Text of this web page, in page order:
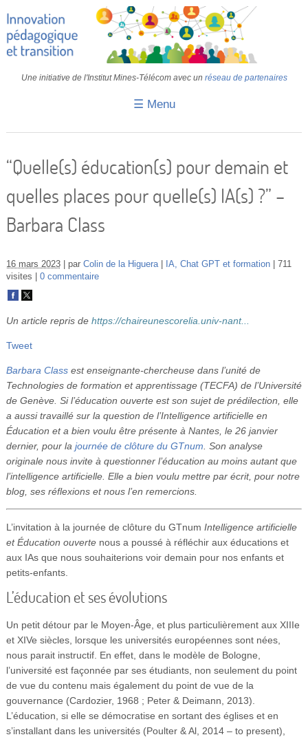
Une initiative de l'Institut Mines-Télécom avec un réseau de partenaires
☰ Menu
Retours d’expériences
Transition
IMT
Vidéos
Se connecter
“Quelle(s) éducation(s) pour demain et
quelles places pour quelle(s) IA(s) ?” –
Barbara Class
16 mars 2023 par Colin de la Higuera IA, Chat GPT et formation
711
visites
0 commentaire
Un article repris de https://chaireunescorelia.univ-nant...
Tweet
Barbara Classest enseignante-chercheuse dans l’unité de
Technologies de formation et apprentissage (TECFA) de l’Université
de Genève. Si l’éducation ouverte est son sujet de prédilection, elle
a aussi travaillé sur la question de l’Intelligence artificielle en
Éducation et a bien voulu être présente à Nantes, le 26 janvier
dernier, pour la journée de clôture du GTnum . Son analyse
originale nous invite à questionner l’éducation au moins autant que
l’intelligence artificielle. Elle a bien voulu mettre par écrit, pour notre
blog, ses réflexions et nous l’en remercions.
L’invitation à la journée de clôture du GTnum Intelligence artificielle
et Éducation ouvertenous a poussé à réfléchir aux éducations et
aux IAs que nous souhaiterions voir demain pour nos enfants et
petits-enfants.
L’éducation et ses évolutions
Un petit détour par le Moyen-Âge, et plus particulièrement aux XIIIe
et XIVe siècles, lorsque les universités européennes sont nées,
nous parait instructif. En effet, dans le modèle de Bologne,
l’université est façonnée par ses étudiants, non seulement du point
de vue du contenu mais également du point de vue de la
gouvernance (Cardozier, 1968 ; Peter & Deimann, 2013).
L’éducation, si elle se démocratise en sortant des églises et en
s’installant dans les universités (Poulter & Al, 2014 – to present),